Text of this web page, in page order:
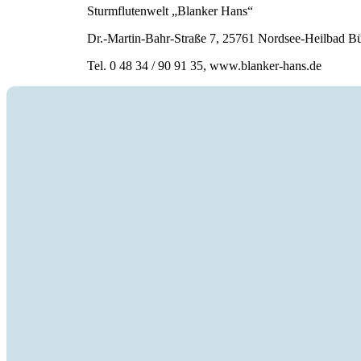
Sturmflutenwelt „Blanker Hans“
Dr.-Martin-Bahr-Straße 7, 25761 Nordsee-Heilbad
Tel. 0 48 34 / 90 91 35, www.blanker-hans.de